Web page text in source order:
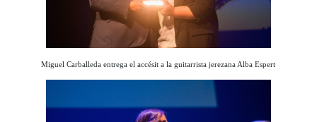
Miguel Carballeda entrega el accésit a la guitarrista jerezana Alba Espert